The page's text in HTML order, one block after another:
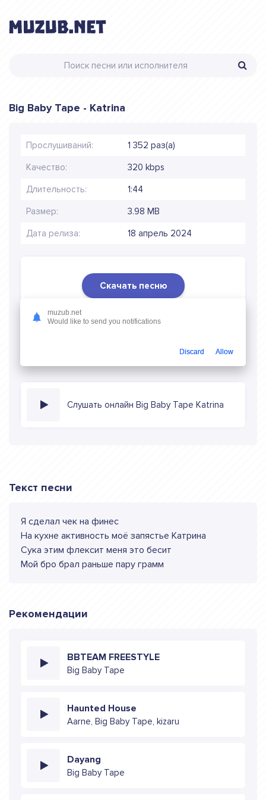
Big Baby Tape - Katrina
Прослушиваний: 1 352 раз(а)
Качество: 320 kbps
Длительность: 1:44
Размер: 3.98 MB
Дата релиза: 18 апрель 2024
Скачать песню
Скачать песню Big Baby Tape - Katrina
1:44, качество: 320 кбитс) бесплатно или слушать музыку
Слушать онлайн Big Baby Tape Katrina
Текст песни
Я сделал чек на финес
На кухне активность моё запястье Катрина
Сука этим флексит меня это бесит
Мой бро брал раньше пару грамм
Рекомендации
BBTEAM FREESTYLE
Big Baby Tape
Haunted House
Aarne, Big Baby Tape, kizaru
Dayang
Big Baby Tape
muzub.net
Would like to send you notifications
Discard Allow